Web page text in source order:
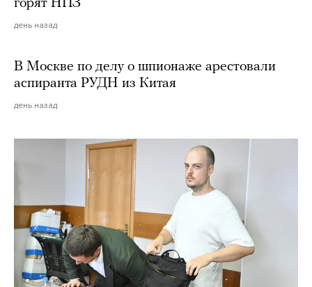
горят НПЗ
день назад
В Москве по делу о шпионаже арестовали
аспиранта РУДН из Китая
день назад